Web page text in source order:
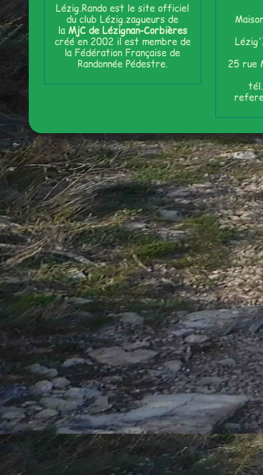
Lézig.Rando est le site officiel
du club Lézig.zagueurs de
la MjC de Lézignan-Corbières
créé en 2002 il est membre de
la Fédération Française de
Randonnée Pédestre.
25 rue